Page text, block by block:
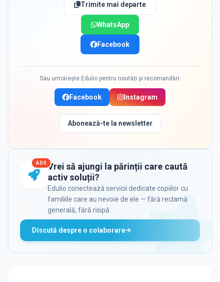
Trimite mai departe
WhatsApp
Facebook
Sau urmărește Edulio pentru noutăți și recomandări:
Facebook Instagram
Abonează-te la newsletter
ADS Vrei să ajungi la părinții care caută
activ soluții?
Edulio conectează servicii dedicate copiilor cu
familiile care au nevoie de ele — fără reclamă
generală, fără risipă.
Discută despre o colaborare